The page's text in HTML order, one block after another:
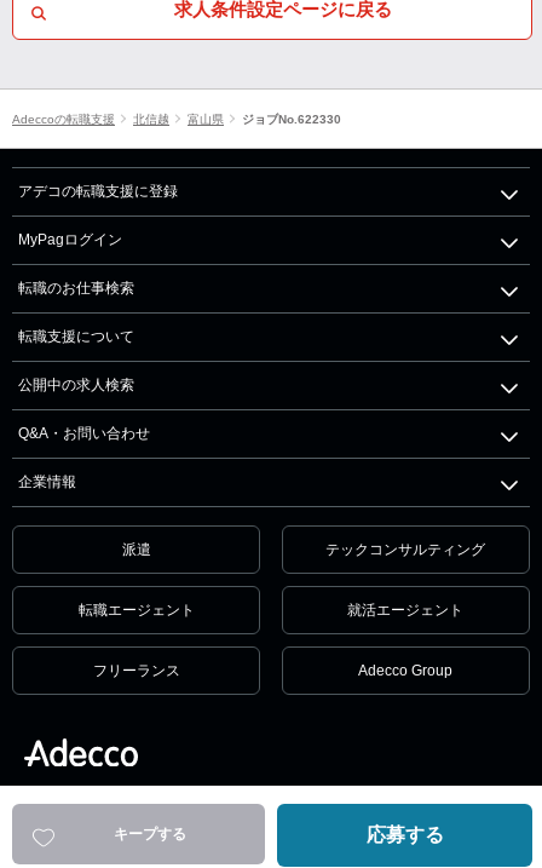
応募する
キープする
求人条件設定ページに戻る
Adeccoの転職支援 北信越 富山県 ジョブNo.622330
アデコの転職支援に登録
MyPagログイン
転職のお仕事検索
転職支援について
公開中の求人検索
Q&A・お問い合わせ
企業情報
派遣 テックコンサルティング
転職エージェント 就活エージェント
フリーランス Adecco Group